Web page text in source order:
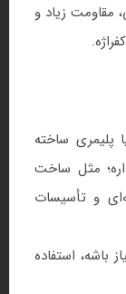
مقاومت زیاد و
پلیمری ساخته
مثل ساخت
و تأسیسات
باشه، استفاده